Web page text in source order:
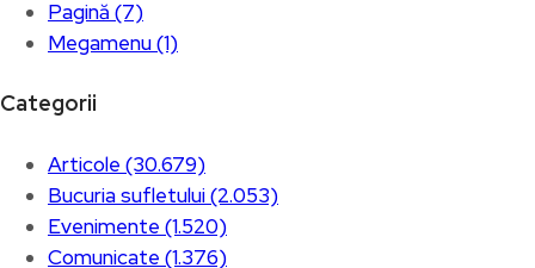
Pagină (7)
Megamenu (1)
Categorii
Articole (30.679)
Bucuria sufletului (2.053)
Evenimente (1.520)
Comunicate (1.376)